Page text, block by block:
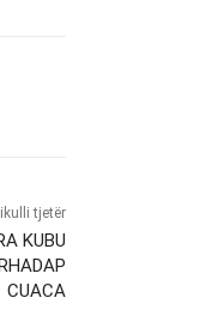
tjetër
KUBU
CUACA